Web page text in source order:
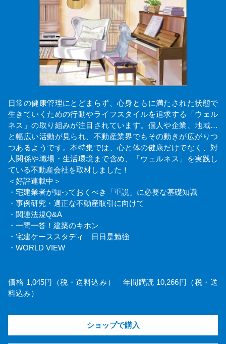
日常の健康管理にとどまらず、心身ともに満たされた状態で
生きていくための行動やライフスタイルを追求する「ウェル
ネス」の取り組みが注目されています。個人や企業、地域…
と幅広い活動が見られ、不動産業界でもその動きが広がりつ
つあるようです。本特集では、心と体の健康だけでなく、対
人関係や職場・生活環境まで含め、「ウェルネス」を実践し
ている不動産会社を取材しました！
＜好評連載中＞
・宅建業者が知っておくべき「重説」に必要な基礎知識
・事例研究・適正な不動産取引に向けて
・関連法規Q&A
・一問一答！建築のキホン
・宅建ケーススタディ 日日是勉強
・WORLD VIEW
価格 1,045円（税・送料込み） 年間購読 10,266円（税・送
料込み）
ショップで購入